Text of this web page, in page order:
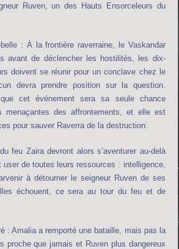
Ruven, un des Hauts Ensorceleurs du
: À la frontière raverraine, le Vaskandar
avant de déclencher les hostilités, les dix-
doivent se réunir pour un conclave chez le
devra prendre position sur la question.
cet événement sera sa seule chance
menaçantes des affrontements, et elle est
pour sauver Raverra de la destruction.
feu Zaira devront alors s’aventurer au-delà
de toutes leurs ressources : intelligence,
à détourner le seigneur Ruven de ses
échouent, ce sera au tour du feu et de
: Amalia a remporté une bataille, mais pas la
proche que jamais et Ruven plus dangereux